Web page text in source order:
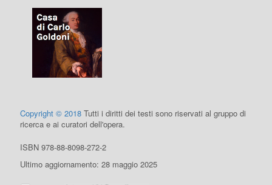
Copyright © 2018 Tutti i diritti dei testi sono riservati al gruppo di
ricerca e ai curatori dell'opera.
ISBN 978-88-8098-272-2
Ultimo aggiornamento: 28 maggio 2025